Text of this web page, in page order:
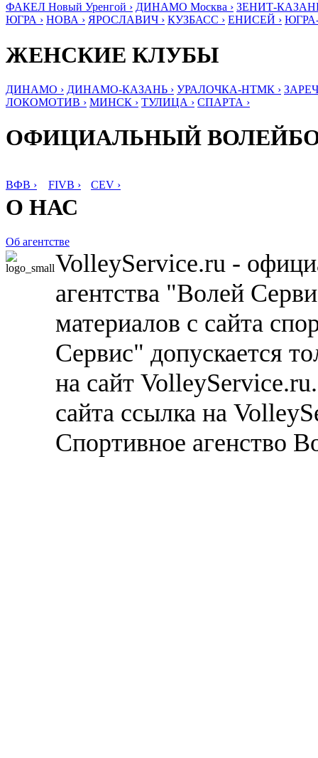
ФАКЕЛ Новый Уренгой › ДИНАМО Москва › ЗЕНИТ-
ЮГРА › НОВА › ЯРОСЛАВИЧ › КУЗБАСС › ЕНИСЕЙ ›
ЖЕНСКИЕ КЛУБЫ
ДИНАМО › ДИНАМО-КАЗАНЬ › УРАЛОЧКА-НТМК ›
ЛОКОМОТИВ › МИНСК › ТУЛИЦА › СПАРТА ›
ОФИЦИАЛЬНЫЙ
ВФВ › FIVB › CEV ›
О НАС
Об агентстве
VolleyService.ru -
агентства "Волей
материалов с сайта
Сервис" допускается
на сайт
сайта ссылка на
Спортивное агенство